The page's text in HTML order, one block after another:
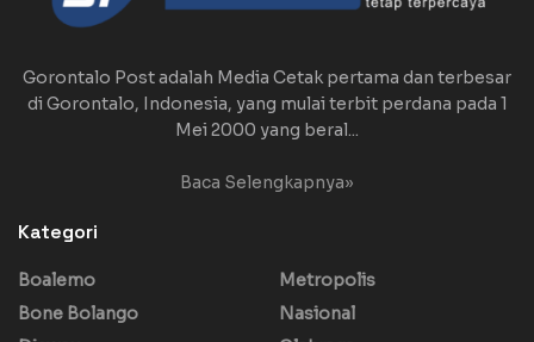
Gorontalo Post adalah Media Cetak pertama dan terbesar
di Gorontalo, Indonesia, yang mulai terbit perdana pada 1
Mei 2000 yang beral...
Baca Selengkapnya»
Kategori
Boalemo
Bone Bolango
Metropolis
Nasional